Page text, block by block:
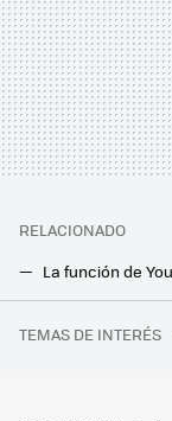
RELACIONADO
TEMAS DE INTERÉS